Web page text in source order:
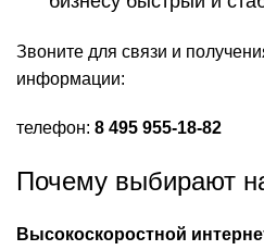
Звоните для связи и
информации:
телефон: 8 495 955-18-82
Почему выбирают
Высокоскоростной